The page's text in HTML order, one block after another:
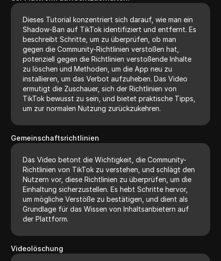
Dieses Tutorial konzentriert sich darauf, wie man ein
Shadow-Ban auf TikTok identifiziert und entfernt. Es
beschreibt Schritte, um zu überprüfen, ob man
gegen die Community-Richtlinien verstoßen hat,
potenziell gegen die Richtlinien verstoßende Inhalte
zu löschen und Methoden, um die App neu zu
installieren, um das Verbot aufzuheben. Das Video
ermutigt die Zuschauer, sich der Richtlinien von
TikTok bewusst zu sein, und bietet praktische Tipps,
um zur normalen Nutzung zurückzukehren.
Gemeinschaftsrichtlinien
Das Video betont die Wichtigkeit, die Community-
Richtlinien von TikTok zu verstehen, und schlägt den
Nutzern vor, diese Richtlinien zu überprüfen, um die
Einhaltung sicherzustellen. Es hebt Schritte hervor,
um mögliche Verstöße zu bestätigen, und dient als
Grundlage für das Wissen von Inhaltsanbietern auf
der Plattform.
Videolöschung